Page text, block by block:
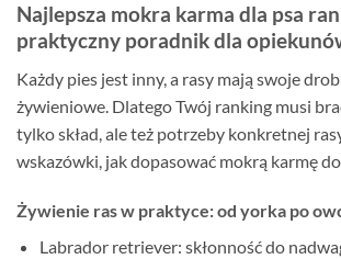
Najlepsza mokra karma dla psa
praktyczny poradnik dla
Każdy pies jest inny, a rasy mają swoje
żywieniowe. Dlatego Twój ranking musi
tylko skład, ale też potrzeby konkretnej
wskazówki, jak dopasować mokrą karmę
Żywienie ras w praktyce: od yorka po
Labrador retriever: skłonność do